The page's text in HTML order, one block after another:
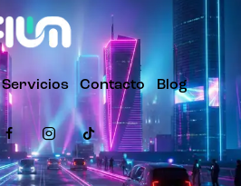
Servicios Contacto Blog